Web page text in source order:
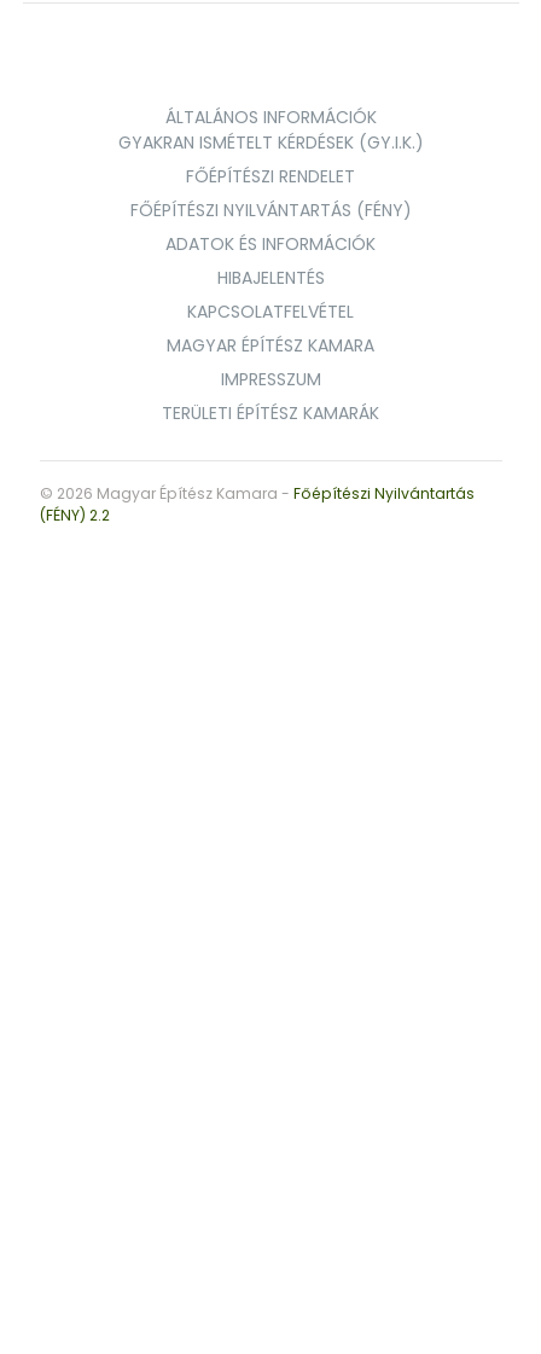
ÁLTALÁNOS INFORMÁCIÓK
GYAKRAN ISMÉTELT KÉRDÉSEK (GY.I.K.)
FŐÉPÍTÉSZI RENDELET
FŐÉPÍTÉSZI NYILVÁNTARTÁS (FÉNY)
ADATOK ÉS INFORMÁCIÓK
HIBAJELENTÉS
KAPCSOLATFELVÉTEL
MAGYAR ÉPÍTÉSZ KAMARA
IMPRESSZUM
TERÜLETI ÉPÍTÉSZ KAMARÁK
© 2026 Magyar Építész Kamara - Főépítészi Nyilvántartás
(FÉNY) 2.2